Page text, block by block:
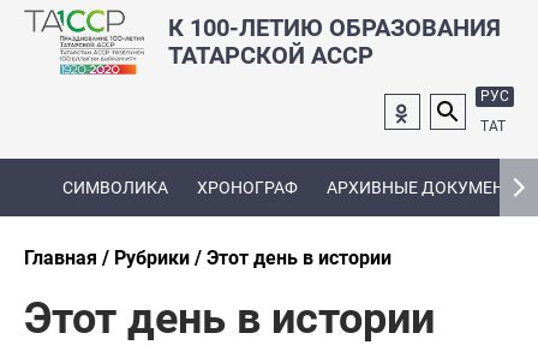
К 100-ЛЕТИЮ ОБРАЗОВАНИЯ
ТАТАРСКОЙ АССР
РУС
ТАТ
СИМВОЛИКА ХРОНОГРАФ АРХИВНЫЕ ДОКУМЕНТЫ
Главная Рубрики Этот день в истории
Этот день в истории